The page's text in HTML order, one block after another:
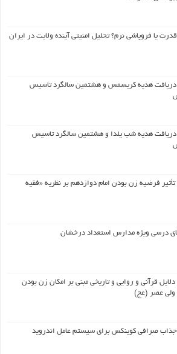
قدرت یا فروپاشی نرم؟ تحلیل امنیتی آینده ولایت در ایران
دریافت هدیه کریسمس و هشتمین سالگرد تاسیس
هدیه شب یلدا و هشتمین سالگرد تاسیس
فرضیه زن بودن امام دوازدهم بر نظریه «فقیه
درسی ویژه مدارس استعداد درخشان
قرآنی و روایی و تاریخی مبنی بر امکان زن بودن
عصر (عج)
صرافی کوینکس برای سیستم عامل اندروید